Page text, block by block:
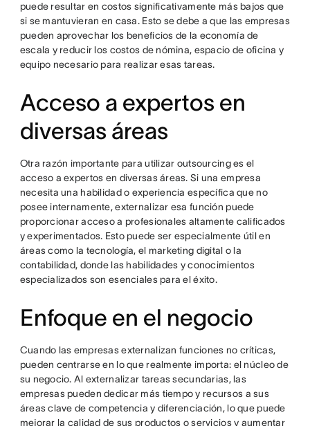
puede resultar en costos significativamente más bajos que
si se mantuvieran en casa. Esto se debe a que las empresas
pueden aprovechar los beneficios de la economía de
escala y reducir los costos de nómina, espacio de oficina y
equipo necesario para realizar esas tareas.
Acceso a expertos en
diversas áreas
Otra razón importante para utilizar outsourcing es el
acceso a expertos en diversas áreas. Si una empresa
necesita una habilidad o experiencia específica que no
posee internamente, externalizar esa función puede
proporcionar acceso a profesionales altamente calificados
y experimentados. Esto puede ser especialmente útil en
áreas como la tecnología, el marketing digital o la
contabilidad, donde las habilidades y conocimientos
especializados son esenciales para el éxito.
Enfoque en el negocio
Cuando las empresas externalizan funciones no críticas,
pueden centrarse en lo que realmente importa: el núcleo de
su negocio. Al externalizar tareas secundarias, las
empresas pueden dedicar más tiempo y recursos a sus
áreas clave de competencia y diferenciación, lo que puede
mejorar la calidad de sus productos o servicios y aumentar